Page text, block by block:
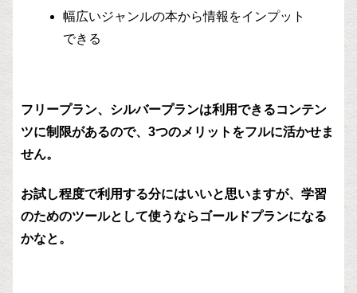
幅広いジャンルの本から情報をインプット
できる
フリープラン、シルバープランは利用できるコンテン
ツに制限があるので、3つのメリットをフルに活かせま
せん。
お試し程度で利用する分にはいいと思いますが、学習
のためのツールとして使うならゴールドプランになる
かなと。